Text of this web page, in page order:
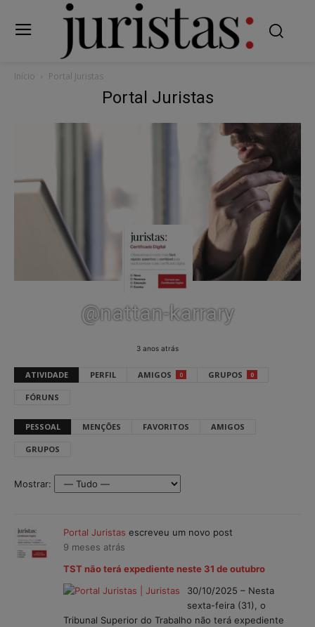
Início Portal Juristas
Portal Juristas
@nattan-karrary
3 anos atrás
ATIVIDADE PERFIL AMIGOS 0 GRUPOS 0
FÓRUNS
PESSOAL MENÇÕES FAVORITOS AMIGOS
GRUPOS
Mostrar:
Portal Juristas escreveu um novo post
9 meses atrás
TST não terá expediente neste 31 de outubro
30/10/2025 – Nesta
sexta-feira (31), o
Tribunal Superior do Trabalho não terá expediente